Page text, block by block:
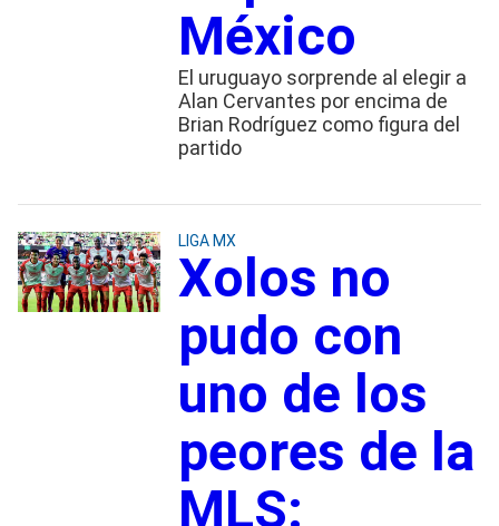
México
El uruguayo sorprende al elegir a
Alan Cervantes por encima de
Brian Rodríguez como figura del
partido
LIGA MX
Xolos no
pudo con
uno de los
peores de la
MLS: